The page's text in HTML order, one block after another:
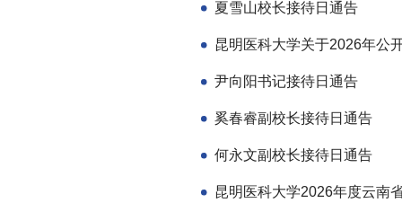
夏雪山校长接待日通告
尹向阳书记接待日通告
奚春睿副校长接待日通告
何永文副校长接待日通告